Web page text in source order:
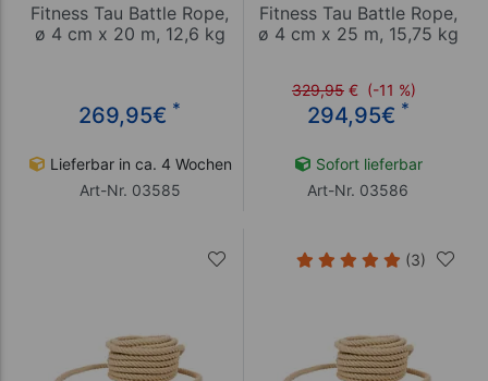
Fitness Tau Battle Rope,
ø 4 cm x 20 m, 12,6 kg
269,95€ *
Lieferbar in ca. 4 Wochen
Art-Nr. 03585
Fitness Tau Battle Rope,
ø 4 cm x 25 m, 15,75 kg
329,95 € (-11 %)
294,95€ *
Sofort lieferbar
Art-Nr. 03586
(3)